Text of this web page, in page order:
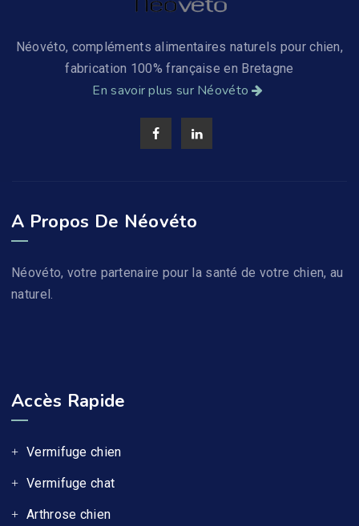
Néovéto, compléments alimentaires naturels pour chien,
fabrication 100% française en Bretagne
En savoir plus sur Néovéto
A Propos De Néovéto
Néovéto, votre partenaire pour la santé de votre chien, au
naturel.
Accès Rapide
Vermifuge chien
Vermifuge chat
Arthrose chien